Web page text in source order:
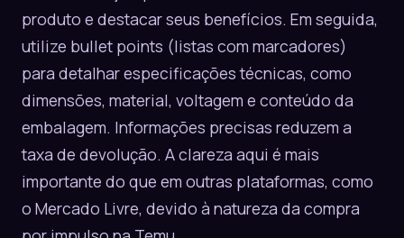
produto e destacar seus benefícios. Em seguida,
utilize bullet points (listas com marcadores)
para detalhar especificações técnicas, como
dimensões, material, voltagem e conteúdo da
embalagem. Informações precisas reduzem a
taxa de devolução. A clareza aqui é mais
importante do que em outras plataformas, como
o Mercado Livre, devido à natureza da compra